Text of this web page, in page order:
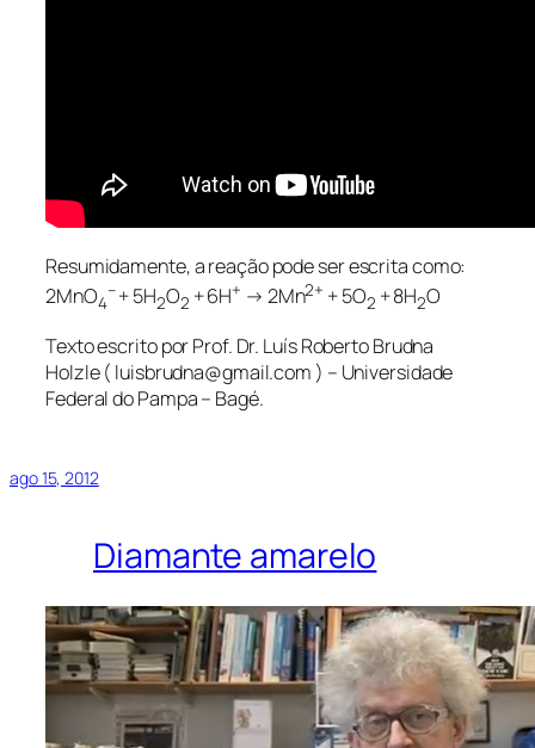
Resumidamente, a reação pode ser escrita como:
2MnO4
–+ 5H2O2 + 6H+ → 2Mn2+ + 5O2 + 8H2O
Texto escrito por Prof. Dr. Luís Roberto Brudna
Holzle ( luisbrudna@gmail.com ) – Universidade
Federal do Pampa – Bagé.
ago 15, 2012
Diamante amarelo